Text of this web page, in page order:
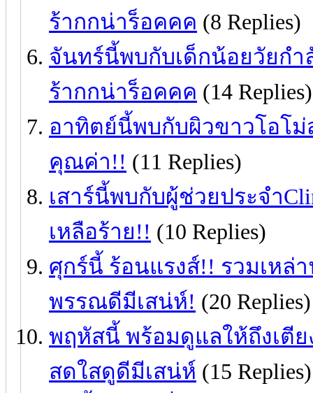
ร้ากกน่าร็อคคค (8 Replies)
จันทร์นี้พบกับเด็กน้อยวัยกำ
ร้ากกน่าร็อคคค (14 Replies)
อาทิตย์นี้พบกับผิวขาวโอโ
คุณค่า!! (11 Replies)
เสาร์นี้พบกับผู้ช่วยประจำ
เหลือร้าย!! (10 Replies)
ศุกร์นี้ ร้อนแรงส์!! รวมเหล่
พรรณดีมีเสน่ห์! (20 Replies)
พฤหัสนี้ พร้อมดูแลให้ถึงเตี
สดใสดูดีมีเสน่ห์ (15 Replies)